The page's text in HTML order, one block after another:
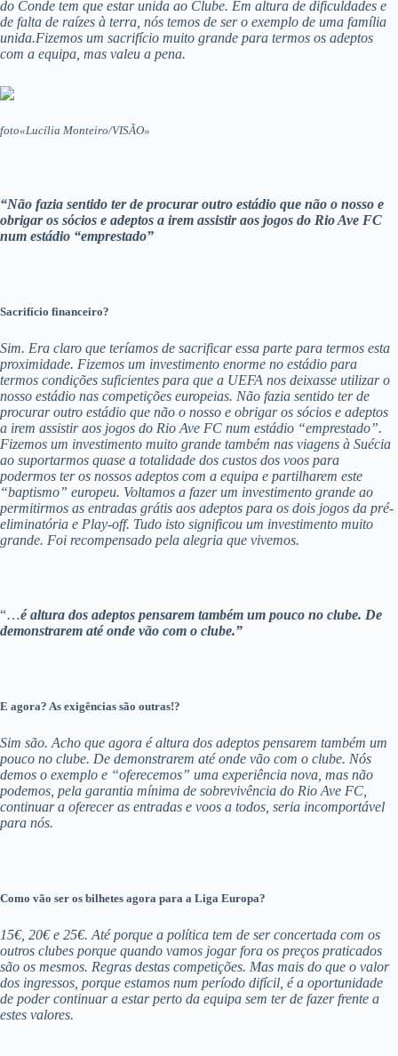
do Conde tem que estar unida ao Clube. Em altura de dificuldades e
de falta de raízes à terra, nós temos de ser o exemplo de uma família
unida.Fizemos um sacrifício muito grande para termos os adeptos
com a equipa, mas valeu a pena.
foto«Lucília Monteiro/VISÃO»
“Não fazia sentido ter de procurar outro estádio que não o nosso e
obrigar os sócios e adeptos a irem assistir aos jogos do Rio Ave FC
num estádio “emprestado”
Sacrifício financeiro?
Sim. Era claro que teríamos de sacrificar essa parte para termos esta
proximidade. Fizemos um investimento enorme no estádio para
termos condições suficientes para que a UEFA nos deixasse utilizar o
nosso estádio nas competições europeias. Não fazia sentido ter de
procurar outro estádio que não o nosso e obrigar os sócios e adeptos
a irem assistir aos jogos do Rio Ave FC num estádio “emprestado”.
Fizemos um investimento muito grande também nas viagens à Suécia
ao suportarmos quase a totalidade dos custos dos voos para
podermos ter os nossos adeptos com a equipa e partilharem este
“baptismo” europeu. Voltamos a fazer um investimento grande ao
permitirmos as entradas grátis aos adeptos para os dois jogos da pré-
eliminatória e Play-off. Tudo isto significou um investimento muito
grande. Foi recompensado pela alegria que vivemos.
“…é altura dos adeptos pensarem também um pouco no clube. De
demonstrarem até onde vão com o clube.”
E agora? As exigências são outras!?
Sim são. Acho que agora é altura dos adeptos pensarem também um
pouco no clube. De demonstrarem até onde vão com o clube. Nós
demos o exemplo e “oferecemos” uma experiência nova, mas não
podemos, pela garantia mínima de sobrevivência do Rio Ave FC,
continuar a oferecer as entradas e voos a todos, seria incomportável
para nós.
Como vão ser os bilhetes agora para a Liga Europa?
15€, 20€ e 25€. Até porque a política tem de ser concertada com os
outros clubes porque quando vamos jogar fora os preços praticados
são os mesmos. Regras destas competições. Mas mais do que o valor
dos ingressos, porque estamos num período difícil, é a oportunidade
de poder continuar a estar perto da equipa sem ter de fazer frente a
estes valores.